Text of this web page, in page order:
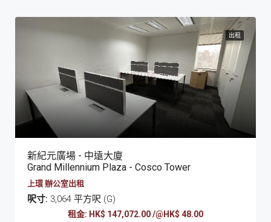
出租
新紀元廣場 - 中遠大廈
Grand Millennium Plaza - Cosco Tower
上環 辦公室出租
呎寸: 3,064 平方呎 (G)
租金: HK$ 147,072.00 /@HK$ 48.00